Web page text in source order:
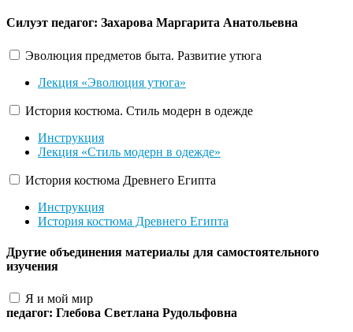
Силуэт педагог: Захарова Маргарита Анатольевна
Эволюция предметов быта. Развитие утюга
Лекция «Эволюция утюга»
История костюма. Стиль модерн в одежде
Инструкция
Лекция «Стиль модерн в одежде»
История костюма Древнего Египта
Инструкция
История костюма Древнего Египта
Другие объединения материалы для самостоятельного
изучения
Я и мой мир
педагог: Глебова Светлана Рудольфовна